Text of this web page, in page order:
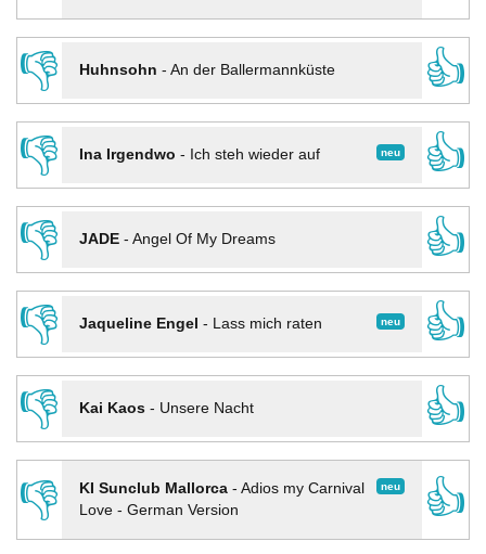
👎
Huhnsohn - An der Ballermannküste
👍
👎
neu
Ina Irgendwo - Ich steh wieder auf
👍
👎
JADE- Angel Of My Dreams
👍
👎
neu
Jaqueline Engel - Lass mich raten
👍
👎
Kai Kaos- Unsere Nacht
👍
👎
neu
KI Sunclub Mallorca- Adios my Carnival
Love - German Version
👍